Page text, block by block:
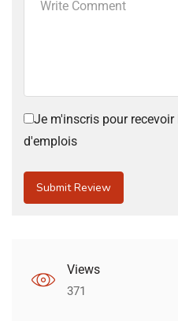
Je m'inscris pour
d'emplois
Views
371